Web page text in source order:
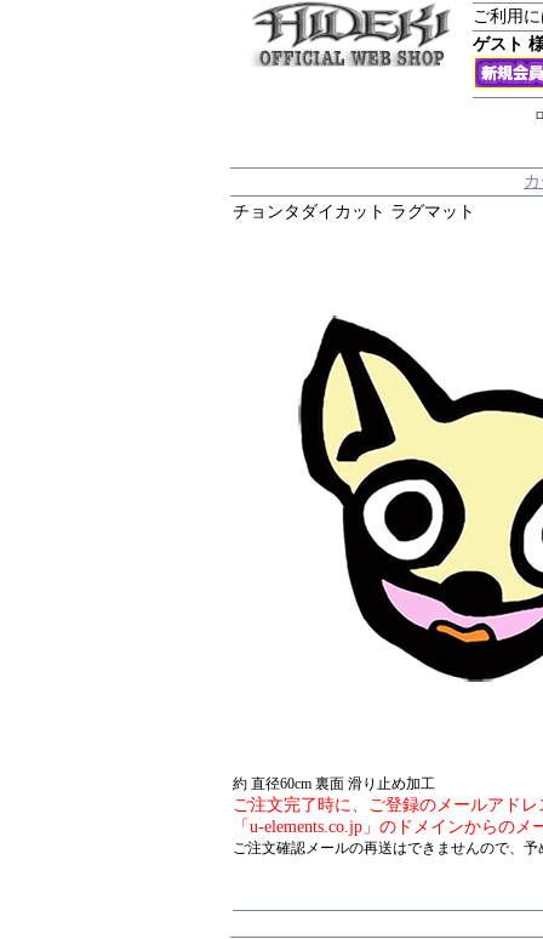
ご利用
ゲスト
チョンタダイカット ラグマット
約 直径60cm 裏面 滑り止め加工
ご注文完了時に、ご登録のメールアド
「u-elements.co.jp」のドメインからの
ご注文確認メールの再送はできませんので、